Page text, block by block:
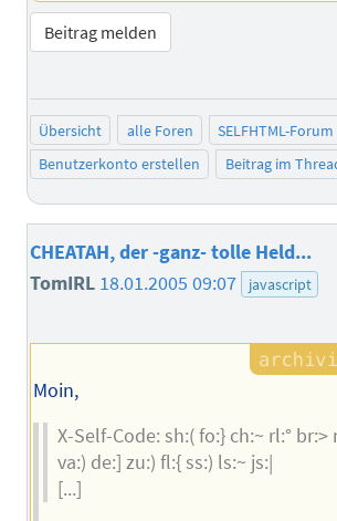
Beitrag melden
Übersicht alle Foren
SELFHTML-Forum
Benutzerkonto erstellen
Beitrag im
CHEATAH, der -ganz- tolle Held...
TomIRL 18.01.2005 09:07 javascript
Moin,
X-Self-Code: sh:( fo:} ch:~ rl:°
va:) de:] zu:) fl:{ ss:) ls:~ js:|
[...]